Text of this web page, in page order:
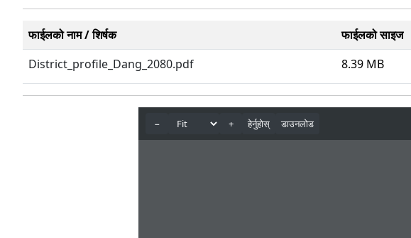
फाईलको नाम / शिर्षक फाईलको साइज
District_profile_Dang_2080.pdf
8.39 MB